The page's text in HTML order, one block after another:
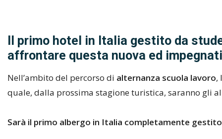
Il primo hotel in Italia gestito da
affrontare questa nuova ed
Nell’ambito del percorso di alternanza scuola lavoro,
quale, dalla prossima stagione turistica, saranno gli
Sarà il primo albergo in Italia completamente